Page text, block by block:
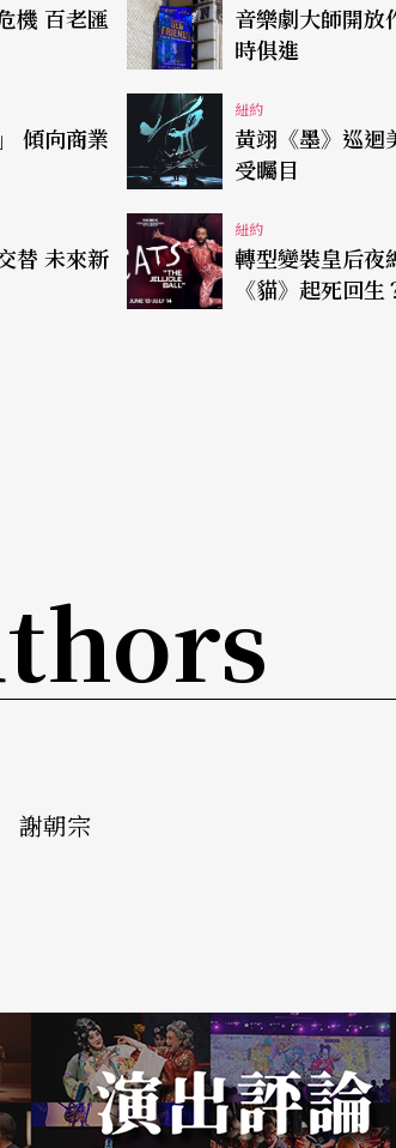
是中型和現代舞團在紐約亮相的首選
表演。但是雲2的演出不列入在Joyce
都在將近一個月前就來紐約，開始推票
公私管道宣傳、登廣告，甚至在紐約
下鄉知名，但是這個對台灣舞蹈推廣的
另外一個功能——推介年輕編舞者的作品
掛帥的環境裡，只有票房成績和評論
匯
音樂劇大師開放作品
時俱進
紐約
黃翊《墨》巡迴
受矚目
新
紐約
轉型變裝皇后夜
《貓》起死回生
謝朝宗